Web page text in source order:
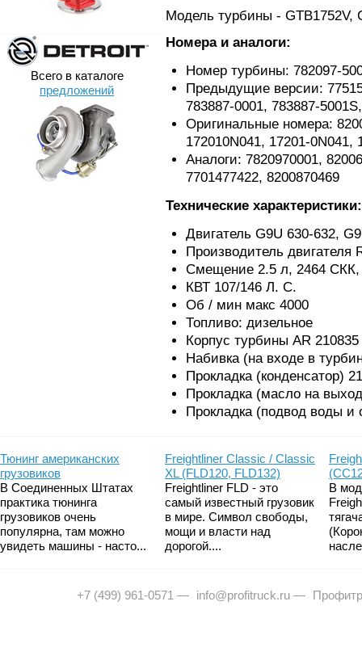
Всего в каталоге
предложений
Модель турбины - GTB1752V,
Номера и аналоги:
Номер турбины: 782097-
Предыдущие версии:
783887-0001, 783887-
Оригинальные номера:
172010N041, 17201-0N041,
Аналоги: 7820970001,
7701477422, 8200870469
Технические характеристики:
Двигатель G9U 630-632,
Производитель двигателя
Смещение 2.5 л, 2464 СКК,
КВТ 107/146 Л. С.
Об / мин макс 4000
Топливо: дизельное
Корпус турбины AR 210835
Набивка (на входе в
Прокладка (конденсатор)
Прокладка (масло на
Прокладка (подвод воды и
Тюнинг американских
грузовиков
В Соединенных Штатах
практика тюнинга
грузовиков очень
популярна, там можно
увидеть машины - насто...
Freightliner Classic / Classic
XL (FLD120, FLD132)
Freightliner FLD - это
самый известный грузовик
в мире. Символ свободы,
мощи и власти над
дорогой....
В
+7 (499) 961-0571 — info@profitruck.ru —